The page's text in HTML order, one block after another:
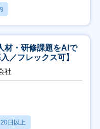
材・研修課題をAIで
／フレックス可】
社
日以上